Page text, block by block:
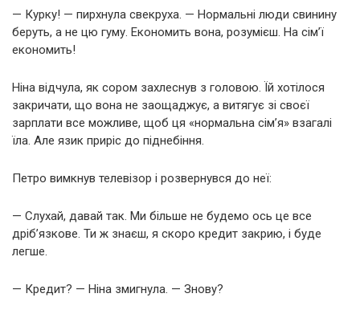
— Курку! — пирхнула свекруха. — Нормальні люди свинину
беруть, а не цю гуму. Економить вона, розумієш. На сім’ї
економить!
Ніна відчула, як сором захлеснув з головою. Їй хотілося
закричати, що вона не заощаджує, а витягує зі своєї
зарплати все можливе, щоб ця «нормальна сім’я» взагалі
їла. Але язик приріс до піднебіння.
Петро вимкнув телевізор і розвернувся до неї:
— Слухай, давай так. Ми більше не будемо ось це все
дріб’язкове. Ти ж знаєш, я скоро кредит закрию, і буде
легше.
— Кредит? — Ніна змигнула. — Знову?